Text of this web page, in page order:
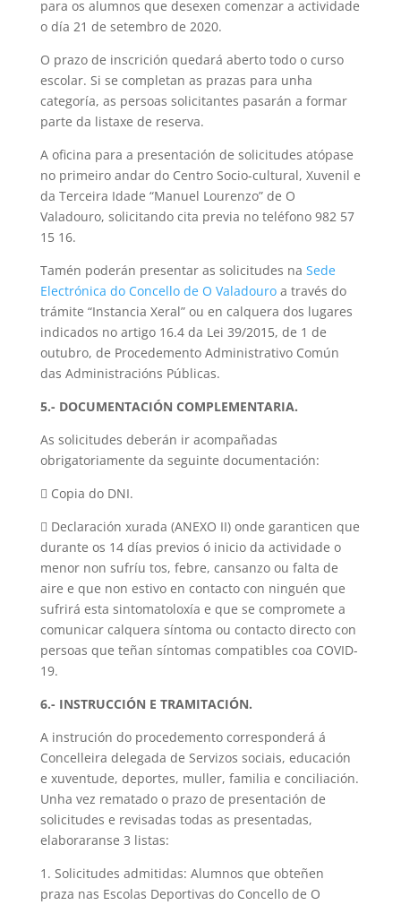
para os alumnos que desexen comenzar a actividade
o día 21 de setembro de 2020.
O prazo de inscrición quedará aberto todo o curso
escolar. Si se completan as prazas para unha
categoría, as persoas solicitantes pasarán a formar
parte da listaxe de reserva.
A oficina para a presentación de solicitudes atópase
no primeiro andar do Centro Socio-cultural, Xuvenil e
da Terceira Idade “Manuel Lourenzo” de O
Valadouro, solicitando cita previa no teléfono 982 57
15 16.
Tamén poderán presentar as solicitudes na Sede
Electrónica do Concello de O Valadouroa través do
trámite “Instancia Xeral” ou en calquera dos lugares
indicados no artigo 16.4 da Lei 39/2015, de 1 de
outubro, de Procedemento Administrativo Común
das Administracións Públicas.
5.- DOCUMENTACIÓN COMPLEMENTARIA.
As solicitudes deberán ir acompañadas
obrigatoriamente da seguinte documentación:
 Copia do DNI.
 Declaración xurada (ANEXO II) onde garanticen que
durante os 14 días previos ó inicio da actividade o
menor non sufríu tos, febre, cansanzo ou falta de
aire e que non estivo en contacto con ninguén que
sufrirá esta sintomatoloxía e que se compromete a
comunicar calquera síntoma ou contacto directo con
persoas que teñan síntomas compatibles coa COVID-
19.
6.- INSTRUCCIÓN E TRAMITACIÓN.
A instrución do procedemento corresponderá á
Concelleira delegada de Servizos sociais, educación
e xuventude, deportes, muller, familia e conciliación.
Unha vez rematado o prazo de presentación de
solicitudes e revisadas todas as presentadas,
elaboraranse 3 listas:
1. Solicitudes admitidas: Alumnos que obteñen
praza nas Escolas Deportivas do Concello de O